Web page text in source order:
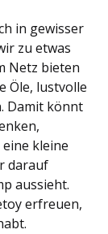
in gewisser
zu etwas
Netz bieten
Öle, lustvolle
Damit könnt
kleine
darauf
aussieht.
erfreuen,